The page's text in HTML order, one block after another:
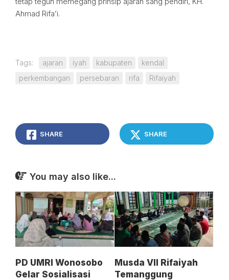
Ahmad Rifa’i.
Tags: ajaran iyah kabupaten
kendal
perkembangan
persebaran rifa Rifaiyah
SHARE SHARE
You may also like...
PD UMRI Wonosobo
Gelar Sosialisasi
Musda VII Rifaiyah
Temanggung